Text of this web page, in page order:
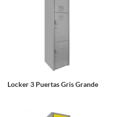
Locker 3 Puertas Gris Grande